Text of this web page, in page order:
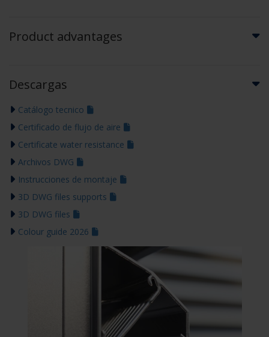
Product advantages
Descargas
Catálogo tecnico
Certificado de flujo de aire
Certificate water resistance
Archivos DWG
Instrucciones de montaje
3D DWG files supports
3D DWG files
Colour guide 2026